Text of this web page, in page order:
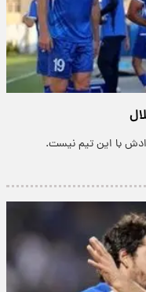
با این تیم نیست.